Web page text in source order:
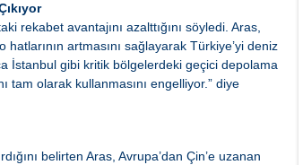
rekabet avantajını azalttığını söyledi. Aras,
artmasını sağlayarak Türkiye’yi deniz
İstanbul gibi kritik bölgelerdeki geçici depolama
tam olarak kullanmasını engelliyor.” diye
belirten Aras, Avrupa’dan Çin’e uzanan